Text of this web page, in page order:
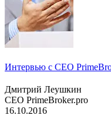
Интервью с СЕО
Дмитрий Леушкин
СЕО PrimeBroker.pro
16.10.2016